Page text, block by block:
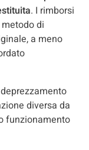
. I rimborsi
di
a meno
diversa da
funzionamento